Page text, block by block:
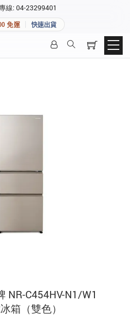
線: 04-23299401
免運 快速出貨
NR-C454HV-N1/W1
箱（雙色）
料與收藏清單。
建立新帳號